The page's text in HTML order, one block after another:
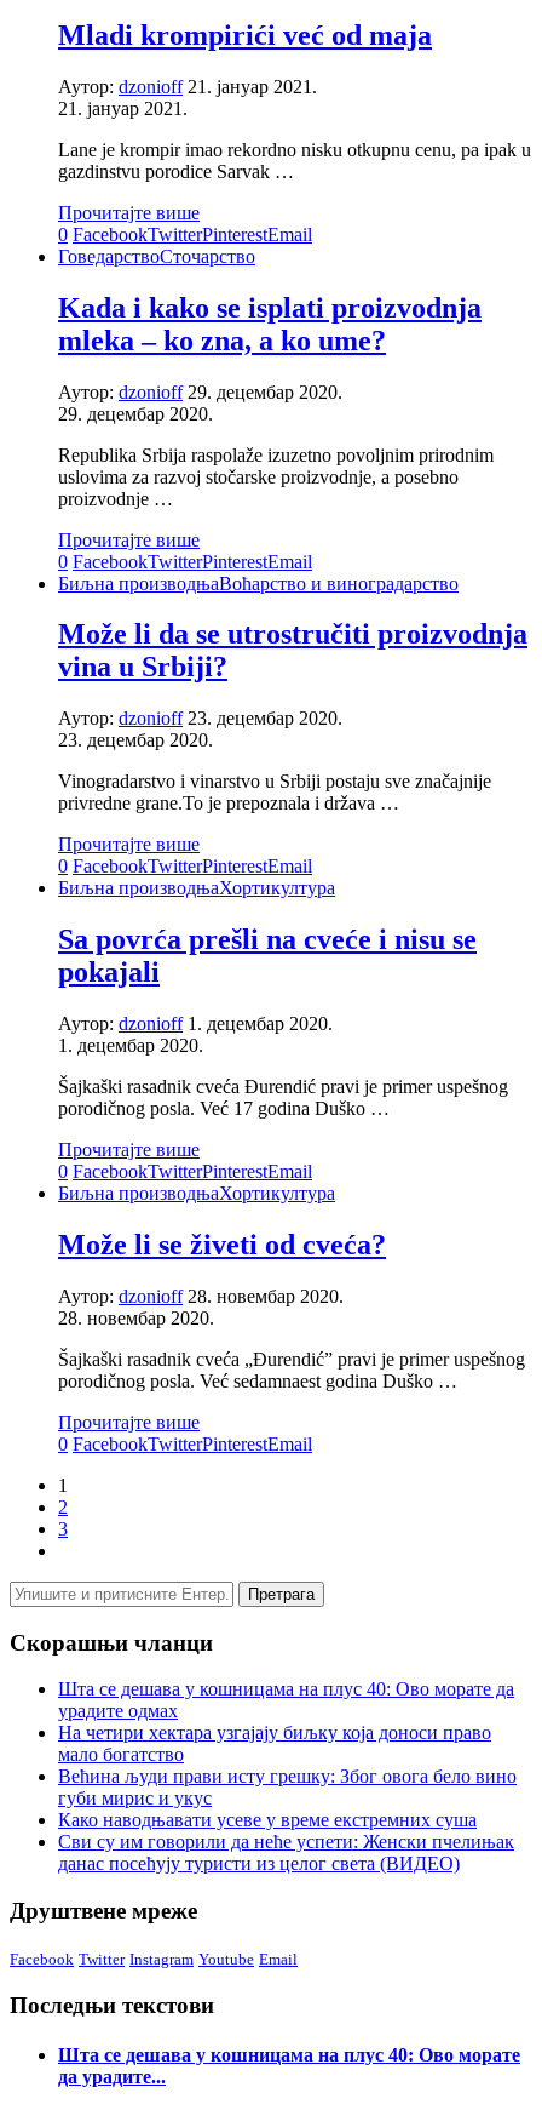
Mladi krompirići već od maja
Аутор: dzonioff 21. јануар 2021.
21. јануар 2021.
Lane je krompir imao rekordno nisku otkupnu cenu, pa ipak u
gazdinstvu porodice Sarvak …
Прочитајте више
0 FacebookTwitterPinterestEmail
ГоведарствоСточарство
Kada i kako se isplati proizvodnja
mleka – ko zna, a ko ume?
Аутор: dzonioff 29. децембар 2020.
29. децембар 2020.
Republika Srbija raspolaže izuzetno povoljnim prirodnim
uslovima za razvoj stočarske proizvodnje, a posebno
proizvodnje …
Прочитајте више
0 FacebookTwitterPinterestEmail
Биљна производњаВоћарство и виноградарство
Može li da se utrostručiti proizvodnja
vina u Srbiji?
Аутор: dzonioff 23. децембар 2020.
23. децембар 2020.
Vinogradarstvo i vinarstvo u Srbiji postaju sve značajnije
privredne grane.To je prepoznala i država …
Прочитајте више
0 FacebookTwitterPinterestEmail
Биљна производњаХортикултура
Sa povrća prešli na cveće i nisu se
pokajali
Аутор: dzonioff 1. децембар 2020.
1. децембар 2020.
Šajkaški rasadnik cveća Đurendić pravi je primer uspešnog
porodičnog posla. Već 17 godina Duško …
Прочитајте више
0 FacebookTwitterPinterestEmail
Биљна производњаХортикултура
Može li se živeti od cveća?
Аутор: dzonioff 28. новембар 2020.
28. новембар 2020.
Šajkaški rasadnik cveća „Đurendić” pravi je primer uspešnog
porodičnog posla. Već sedamnaest godina Duško …
Прочитајте више
0 FacebookTwitterPinterestEmail
1
2
3
Скорашњи чланци
Шта се дешава у кошницама на плус 40: Ово морате да
урадите одмах
На четири хектара узгајају биљку која доноси право
мало богатство
Већина људи прави исту грешку: Због овога бело вино
губи мирис и укус
Како наводњавати усеве у време екстремних суша
Сви су им говорили да неће успети: Женски пчелињак
данас посећују туристи из целог света (ВИДЕО)
Друштвене мреже
Facebook Twitter Instagram Youtube Email
Последњи текстови
Шта се дешава у кошницама на плус 40: Ово морате
да урадите...